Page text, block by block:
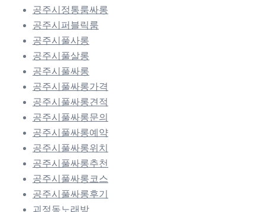
공주시정통룸싸롱
공주시퍼블릭룸
공주시풀사롱
공주시풀살롱
공주시풀싸롱
공주시풀싸롱가격
공주시풀싸롱견적
공주시풀싸롱문의
공주시풀싸롱예약
공주시풀싸롱위치
공주시풀싸롱추천
공주시풀싸롱코스
공주시풀싸롱후기
괴정동노래방